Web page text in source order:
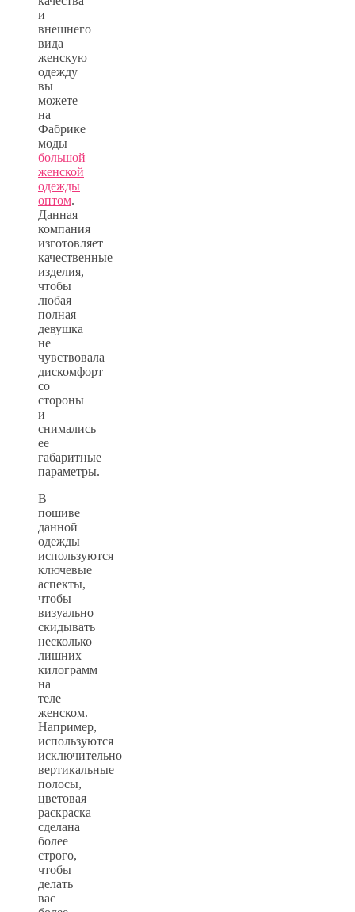
и
внешнего
вида
женскую
одежду
вы
можете
на
Фабрике
моды
большой
женской
одежды
оптом.
Данная
компания
изготовляет
качественные
изделия,
чтобы
любая
полная
девушка
не
чувствовала
дискомфорт
со
стороны
и
снимались
ее
габаритные
параметры.
В
пошиве
данной
одежды
используются
ключевые
аспекты,
чтобы
визуально
скидывать
несколько
лишних
килограмм
на
теле
женском.
Например,
используются
исключительно
вертикальные
полосы,
цветовая
раскраска
сделана
более
строго,
чтобы
делать
вас